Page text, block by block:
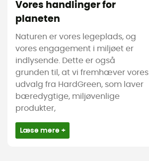
Vores handlinger for
planeten
Naturen er vores legeplads, og
vores engagement i miljøet er
indlysende. Dette er også
grunden til, at vi fremhæver vores
udvalg fra HardGreen, som laver
bæredygtige, miljøvenlige
produkter,
Læse mere +